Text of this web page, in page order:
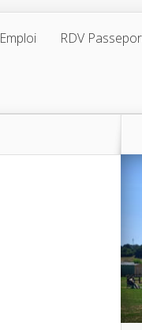
Emploi RDV